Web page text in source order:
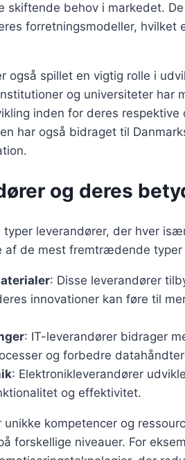
skiftende behov i markedet.
forretningsmodeller, hvilket
også spillet en vigtig rolle i
og universiteter har
inden for deres
har også bidraget til
og deres
leverandører, der hver
af de mest fremtrædende typer
: Disse leverandører
innovationer kan føre til
: IT-leverandører bidrager
og forbedre
: Elektronikleverandører
og effektivitet.
kompetencer og
forskellige niveauer. For